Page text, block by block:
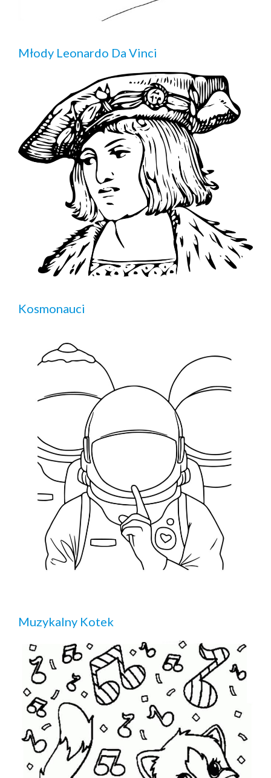
Młody Leonardo Da Vinci
Kosmonauci
Muzykalny Kotek